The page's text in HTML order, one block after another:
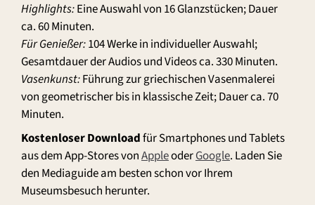
Highlights:Eine Auswahl von 16 Glanzstücken; Dauer
ca. 60 Minuten.
Für Genießer:104 Werke in individueller Auswahl;
Gesamtdauer der Audios und Videos ca. 330 Minuten.
Vasenkunst:Führung zur griechischen Vasenmalerei
von geometrischer bis in klassische Zeit; Dauer ca. 70
Minuten.
Kostenloser Downloadfür Smartphones und Tablets
aus dem App-Stores vonAppleoderGoogle. Laden Sie
den Mediaguide am besten schon vor Ihrem
Museumsbesuch herunter.